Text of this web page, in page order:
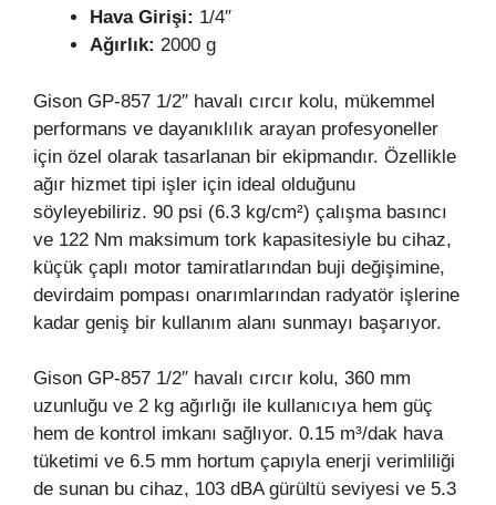
Hava Girişi: 1/4″
Ağırlık: 2000 g
Gison GP-857 1/2″ havalı cırcır kolu, mükemmel
performans ve dayanıklılık arayan profesyoneller
için özel olarak tasarlanan bir ekipmandır. Özellikle
ağır hizmet tipi işler için ideal olduğunu
söyleyebiliriz. 90 psi (6.3 kg/cm²) çalışma basıncı
ve 122 Nm maksimum tork kapasitesiyle bu cihaz,
küçük çaplı motor tamiratlarından buji değişimine,
devirdaim pompası onarımlarından radyatör işlerine
kadar geniş bir kullanım alanı sunmayı başarıyor.
Gison GP-857 1/2″ havalı cırcır kolu, 360 mm
uzunluğu ve 2 kg ağırlığı ile kullanıcıya hem güç
hem de kontrol imkanı sağlıyor. 0.15 m³/dak hava
tüketimi ve 6.5 mm hortum çapıyla enerji verimliliği
de sunan bu cihaz, 103 dBA gürültü seviyesi ve 5.3